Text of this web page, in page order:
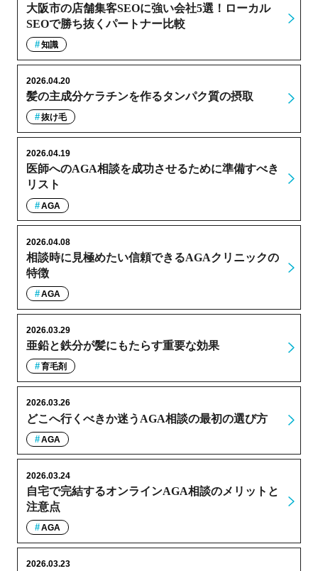
大阪市の店舗集客SEOに強い会社5選！ローカル
SEOで勝ち抜くパートナー比較
知識
髪の主成分ケラチンを作るタンパク質の摂取
2026.04.20
抜け毛
医師へのAGA相談を成功させるために準備すべき
リスト
2026.04.19
AGA
相談時に見極めたい信頼できるAGAクリニックの
特徴
2026.04.08
AGA
亜鉛と鉄分が髪にもたらす重要な効果
2026.03.29
育毛剤
どこへ行くべきか迷うAGA相談の最初の選び方
2026.03.26
AGA
自宅で完結するオンラインAGA相談のメリットと
注意点
2026.03.24
AGA
2026.03.23